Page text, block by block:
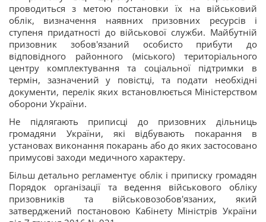
проводиться з метою постановки їх на військовий
облік, визначення наявних призовних ресурсів і
ступеня придатності до військової служби. Майбутній
призовник зобов'язаний особисто прибути до
відповідного районного (міського) територіального
центру комплектування та соціальної підтримки в
термін, зазначений у повістці, та подати необхідні
документи, перелік яких встановлюється Міністерством
оборони України.
Не підлягають приписці до призовних дільниць
громадяни України, які відбувають покарання в
установах виконання покарань або до яких застосовано
примусові заходи медичного характеру.
Більш детально регламентує облік і приписку громадян
Порядок організації та ведення військового обліку
призовників та військовозобов'язаних, який
затверджений постановою Кабінету Міністрів України